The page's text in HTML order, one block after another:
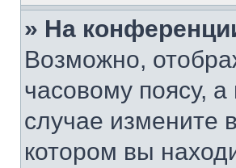
» На
Возможно,
часовому поясу,
случае измените
котором вы